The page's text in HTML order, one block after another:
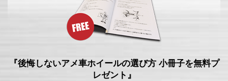
『後悔しないアメ車ホイールの選び方 小冊子を無料プ
レゼント』